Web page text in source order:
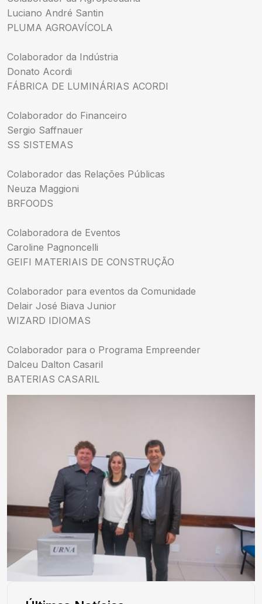
Luciano André Santin
PLUMA AGROAVÍCOLA
Colaborador da Indústria
Donato Acordi
FÁBRICA DE LUMINÁRIAS ACORDI
Colaborador do Financeiro
Sergio Saffnauer
SS SISTEMAS
Colaborador das Relações Públicas
Neuza Maggioni
BRFOODS
Colaboradora de Eventos
Caroline Pagnoncelli
GEIFI MATERIAIS DE CONSTRUÇÃO
Colaborador para eventos da Comunidade
Delair José Biava Junior
WIZARD IDIOMAS
Colaborador para o Programa Empreender
Dalceu Dalton Casaril
BATERIAS CASARIL